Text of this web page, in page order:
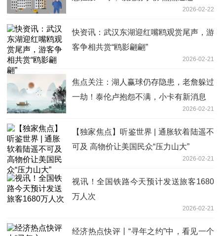
2026-02-22
快资讯：武汉东湖迎红嘴鸥观赏尾声，游
客争相共赏“鸥影翩翩”
2026-02-21
焦点关注：湖人赢球仍存隐患，老詹躲过
一劫！泰伦卢抱怨不满，小卡有新消息
2026-02-21
【独家焦点】听鉴世界 | 通胀软着陆遥不
可及 高物价让美国民众“压力山大”
2026-02-21
视讯！全国铁路今天预计发送旅客1680
万人次
2026-02-21
经济热点快评丨“寻年之约”中，看见一个